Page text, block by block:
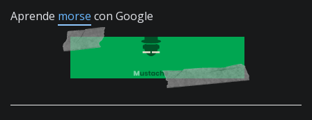
Aprende morse con Google